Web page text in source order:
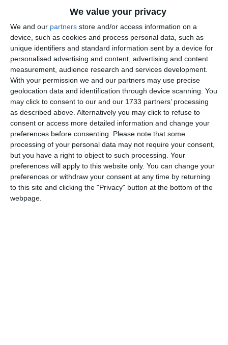
We value your privacy
We and our partners store and/or access information on a
device, such as cookies and process personal data, such as
unique identifiers and standard information sent by a device for
personalised advertising and content, advertising and content
measurement, audience research and services development.
With your permission we and our partners may use precise
geolocation data and identification through device scanning. You
may click to consent to our and our 1733 partners’ processing
as described above. Alternatively you may click to refuse to
consent or access more detailed information and change your
preferences before consenting.
Please note that some
processing of your personal data may not require your consent,
but you have a right to object to such processing. Your
preferences will apply to this website only. You can change your
preferences or withdraw your consent at any time by returning
to this site and clicking the "Privacy" button at the bottom of the
webpage.
Am citit si sunt de acord curegulile de postare .
Acest formular colectează numele, e-mailul şi conținutul mesajului, astfel încât
să putem urmări comentariile tale pe site. Nu vom folosi datele tale în alt scop.
Pentru mai multe informaţii, consultă politica noastră de confidenţialitate, unde vei
primi mai multe privind informaţii despre cum și de ce stocăm datele tale.
Posteaza comentariul
DIN ACEEAŞI CATEGORIE